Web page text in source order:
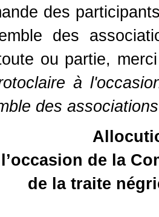
des
des
ou partie,
à
des
de la
de la traite